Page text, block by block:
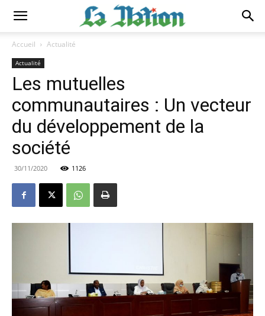
Accueil Actualité
Actualité
Les mutuelles
communautaires : Un vecteur
du développement de la
société
30/11/2020 1126